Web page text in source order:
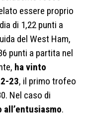
essere proprio
di 1,22 punti a
del West Ham,
punti a partita nel
ha vinto
23, il primo trofeo
Nel caso di
.